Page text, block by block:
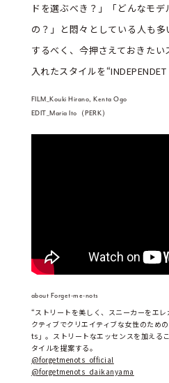
ドを選ぶべき？」「どんなモ
の？」と悶々としている人も
するべく、今押さえておきた
入れたスタイルを“INDEPENDET
FILM_Kouki Hirano, Kenta Ogo
EDIT_Maria Ito（PERK）
about Forget-me-nots
“ストリートを美しく、スニーカーをエ
クティブでクリエイティブな女性のため
ts」。ストリートなエッセンスを加える
タイルを提案する。
@forgetmenots_official
@forgetmenots_daikanyama